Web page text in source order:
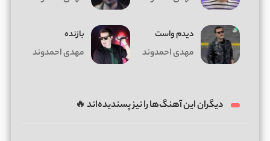
دیدم واست
مهدی احمدوند
بازنده
مهدی احمدوند
دیگران این آهنگ‌ها را نیز پسندیده‌اند 🔥